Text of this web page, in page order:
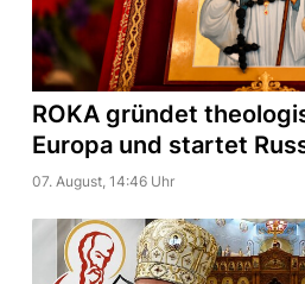
ROKA gründet
Europa und startet
07. August, 14:46 Uhr